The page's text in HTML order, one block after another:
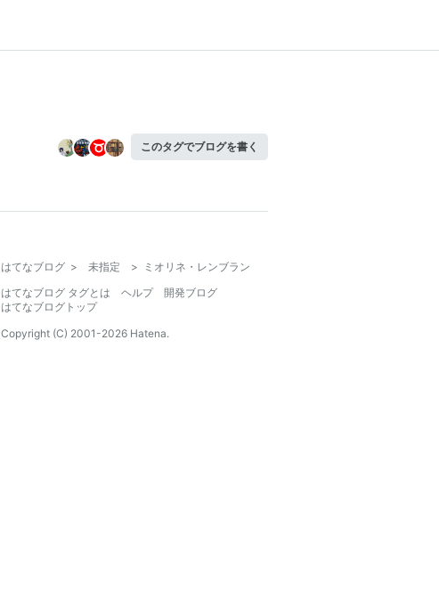
このタグでブログを書く
はてなブログ > 未指定 >
ミオリネ・レンブラン
はてなブログ タグとは
ヘルプ
開発ブログ
はてなブログトップ
Copyright (C) 2001-2026 Hatena.